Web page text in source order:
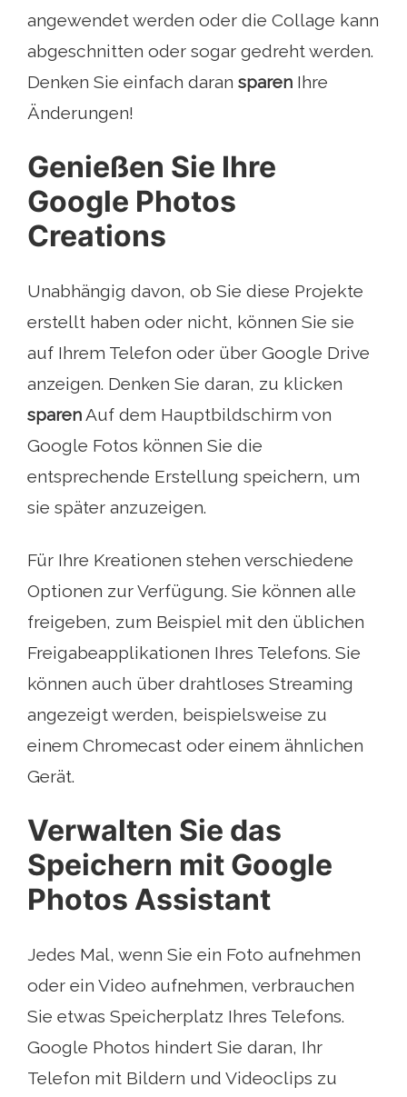
angewendet werden oder die Collage kann
abgeschnitten oder sogar gedreht werden.
Denken Sie einfach daran sparen Ihre
Änderungen!
Genießen Sie Ihre
Google Photos
Creations
Unabhängig davon, ob Sie diese Projekte
erstellt haben oder nicht, können Sie sie
auf Ihrem Telefon oder über Google Drive
anzeigen. Denken Sie daran, zu klicken
sparenAuf dem Hauptbildschirm von
Google Fotos können Sie die
entsprechende Erstellung speichern, um
sie später anzuzeigen.
Für Ihre Kreationen stehen verschiedene
Optionen zur Verfügung. Sie können alle
freigeben, zum Beispiel mit den üblichen
Freigabeapplikationen Ihres Telefons. Sie
können auch über drahtloses Streaming
angezeigt werden, beispielsweise zu
einem Chromecast oder einem ähnlichen
Gerät.
Verwalten Sie das
Speichern mit Google
Photos Assistant
Jedes Mal, wenn Sie ein Foto aufnehmen
oder ein Video aufnehmen, verbrauchen
Sie etwas Speicherplatz Ihres Telefons.
Google Photos hindert Sie daran, Ihr
Telefon mit Bildern und Videoclips zu